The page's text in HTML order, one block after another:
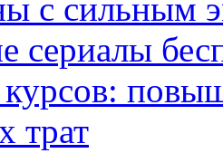
с сильным
сериалы
трат